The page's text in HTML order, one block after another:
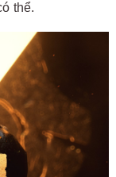
thể.